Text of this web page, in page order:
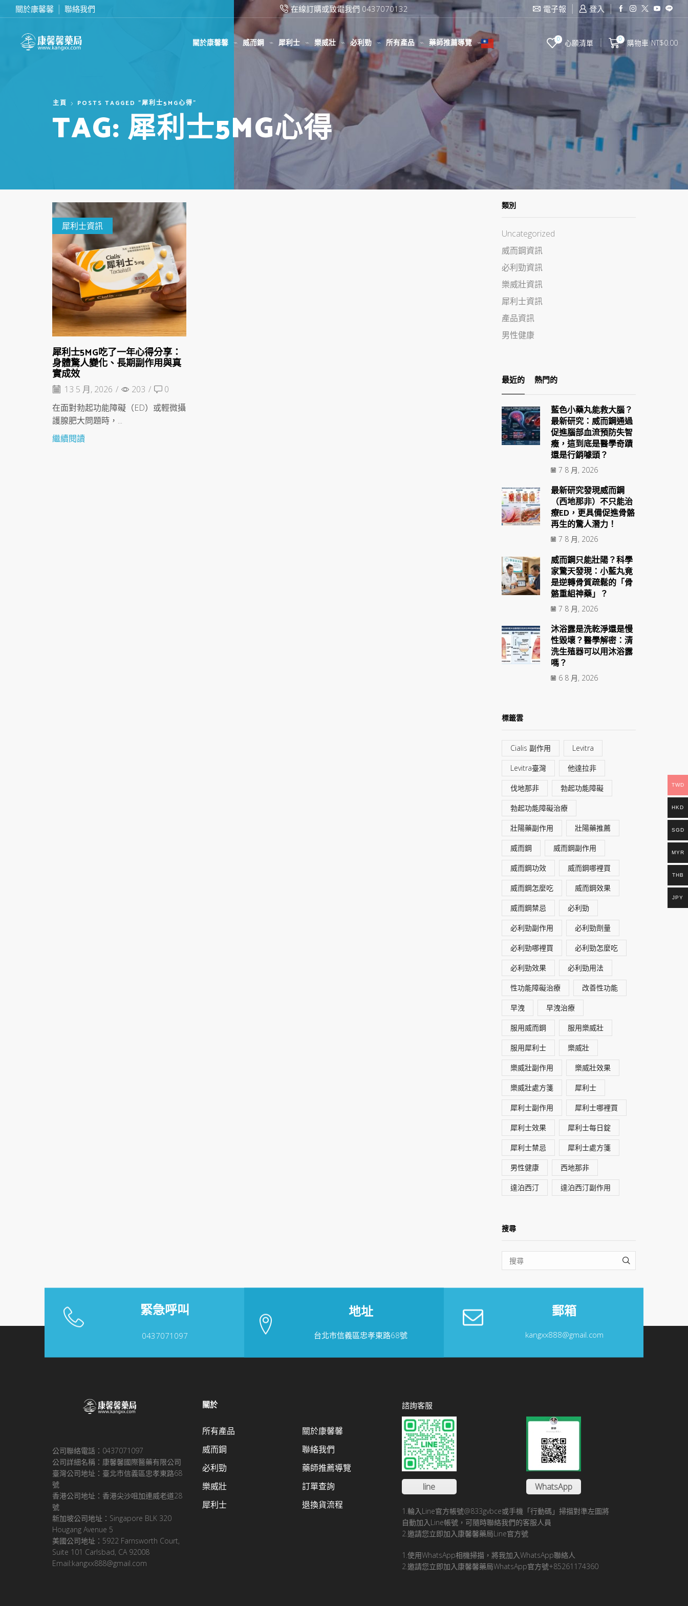
關於康馨馨 聯絡我們
滿2000台幣免運費 在線訂購或致電我們 0437070132 滿2000台幣免運費
電子報 登入
關於康馨馨 威而鋼 犀利士 樂威壯 必利勁 所有產品 藥師推薦導覽 0 心願清單 0 購物車 NT$0.00
主頁 POSTS TAGGED "犀利士5MG心得"
TAG: 犀利士5MG心得
犀利士資訊
犀利士5MG吃了一年心得分享：
身體驚人變化、長期副作用與真
實成效
13 5 月, 2026 / 203 /
0
在面對勃起功能障礙（ED）或輕微攝
護腺肥大問題時，...
繼續閱讀
類別
Uncategorized
威而鋼資訊
必利勁資訊
樂威壯資訊
犀利士資訊
產品資訊
男性健康
最近的 熱門的
藍色小藥丸能救大腦？
最新研究：威而鋼通過
促進腦部血流預防失智
癥，這到底是醫學奇蹟
還是行銷噱頭？
7 8 月, 2026
最新研究發現威而鋼
（西地那非）不只能治
療ED，更具備促進骨骼
再生的驚人潛力！
7 8 月, 2026
威而鋼只能壯陽？科學
家驚天發現：小藍丸竟
是逆轉骨質疏鬆的「骨
骼重組神藥」？
7 8 月, 2026
沐浴露是洗乾淨還是慢
性毀壞？醫學解密：清
洗生殖器可以用沐浴露
嗎？
6 8 月, 2026
標籤雲
Cialis 副作用 Levitra
Levitra臺灣 他達拉非
伐地那非 勃起功能障礙
勃起功能障礙治療
壯陽藥副作用 壯陽藥推薦
威而鋼 威而鋼副作用
威而鋼功效 威而鋼哪裡買
威而鋼怎麼吃 威而鋼效果
威而鋼禁忌 必利勁
必利勁副作用 必利勁劑量
必利勁哪裡買 必利勁怎麼吃
必利勁效果 必利勁用法
性功能障礙治療 改善性功能
早洩 早洩治療
服用威而鋼 服用樂威壯
服用犀利士 樂威壯
樂威壯副作用 樂威壯效果
樂威壯處方箋 犀利士
犀利士副作用 犀利士哪裡買
犀利士效果 犀利士每日錠
犀利士禁忌 犀利士處方箋
男性健康 西地那非
達泊西汀 達泊西汀副作用
搜尋
SEARCH
緊急呼叫
0437071097
地址
台北市信義區忠孝東路68號
郵箱
kangxx888@gmail.com
公司聯絡電話：0437071097
公司詳細名稱：康馨馨國際醫藥有限公司
臺灣公司地址：臺北市信義區忠孝東路68
號
香港公司地址：香港尖沙咀加連威老道28
號
新加坡公司地址：Singapore BLK 320
Hougang Avenue 5
美國公司地址：5922 Farnsworth Court,
Suite 101 Carlsbad, CA 92008
Email:kangxx888@gmail.com
關於
所有產品
威而鋼
必利勁
樂威壯
犀利士
關於康馨馨
聯絡我們
藥師推薦導覽
訂單查詢
退換貨流程
諮詢客服
line WhatsApp
1.輪入Line官方帳號@833gvbce或手機「行動碼」掃描對準左圖將
自動加入Line帳號，可隨時聯絡我們的客服人員
2.邀請您立即加入康馨馨藥局Line官方號
1.使用WhatsApp相機掃描，將我加入WhatsApp聯絡人
2.邀請您立即加入康馨馨藥局WhatsApp官方號+85261174360
TWD
HKD
SGD
MYR
THB
JPY